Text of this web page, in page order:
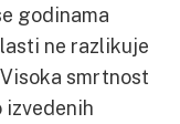
godinama
ne razlikuje
smrtnost
izvedenih